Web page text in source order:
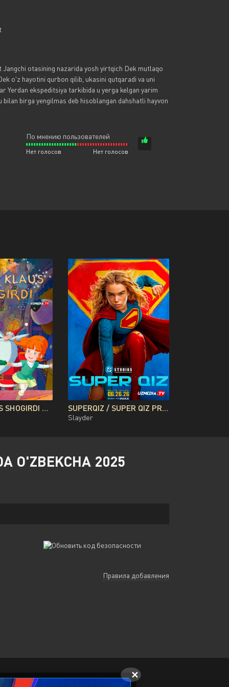
otasining nazarida yosh yirtqich Dek mutlaqo
o'z hayotini qurbon qilib, ukasini qutqaradi va uni
Yerdan ekspeditsiya tarkibida u yerga kelgan yarim
birga yengilmas deb hisoblangan dahshatli hayvon
По мнению пользователей
Нет голосов Нет голосов
SANTA KLAUS SHOGIRDI MULTFILM UZBEK TILIDA O'ZBEKCHA 2010 TARJIMA KINO FULL HD TAS-IX SKACHAT SUPERQIZ / SUPER QIZ PREMYERA DC FILMI UZBEK TILIDA O'ZBEKCHA 2026 TARJIMA KINO FULL HD TAS-IX SKACHAT
Slayder
O'ZBEKCHA 2025
Правила добавления
✕